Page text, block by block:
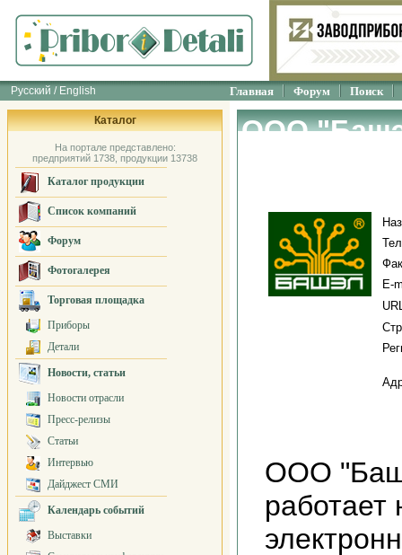
Русский / English Главная Форум Поиск
Каталог
На портале представлено:
предприятий 1738, продукции 13738
Каталог продукции
Список компаний
Форум
Фотогалерея
Торговая площадка
Приборы
Детали
Новости, статьи
Новости отрасли
Пресс-релизы
Статьи
Интервью
Дайджест СМИ
Календарь событий
Выставки
ООО
E-
ООО
работает